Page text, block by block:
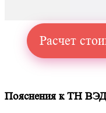
Расчет
Пояснения к ТН